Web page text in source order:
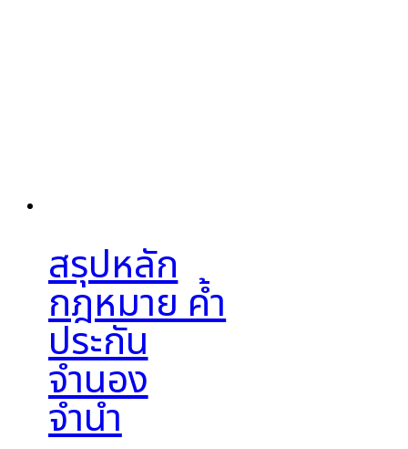
สรุปหลัก
กฎหมาย ค้ำ
ประกัน
จำนอง
จำนำ